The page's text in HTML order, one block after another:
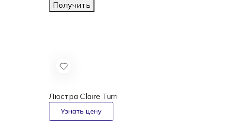
Получить
Люстра Claire Turri